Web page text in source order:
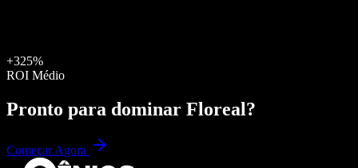
+325%
ROI Médio
Pronto para dominar Floreal?
Começar Agora